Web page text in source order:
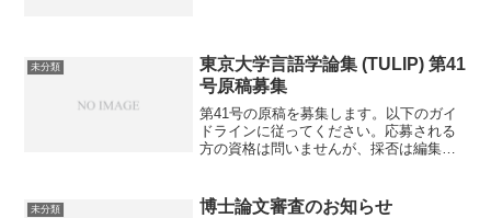
未分類
東京大学言語学論集 (TULIP) 第41
号原稿募集
第41号の原稿を募集します。以下のガイ
ドラインに従ってください。応募される
方の資格は問いませんが、採否は編集委
郷 7-3-1 東京大学大学院人文社会系...
未分類 博士論文審査のお知らせ